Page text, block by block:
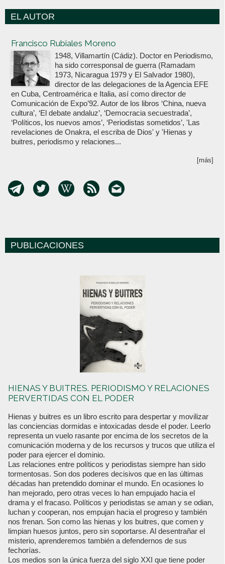
EL AUTOR
Francisco Rubiales Moreno
1948, Villamartín (Cádiz). Doctor en Periodismo,
ha sido corresponsal de guerra (Ramadam
1973, Nicaragua 1979 y El Salvador 1980),
director de las delegaciones de la Agencia EFE
en Cuba, Centroamérica e Italia, así como director de
Comunicación de Expo’92. Autor de los libros ‘China, nueva
cultura’, ‘El debate andaluz’, ‘Democracia secuestrada’,
‘Políticos, los nuevos amos’, ‘Periodistas sometidos’, 'Las
revelaciones de Onakra, el escriba de Dios' y 'Hienas y
buitres, periodismo y relaciones...
[más]
PUBLICACIONES
HIENAS Y BUITRES. PERIODISMO Y RELACIONES
PERVERTIDAS CON EL PODER
Hienas y buitres es un libro escrito para despertar y movilizar
las conciencias dormidas e intoxicadas desde el poder. Leerlo
representa un vuelo rasante por encima de los secretos de la
comunicación moderna y de los recursos y trucos que utiliza el
poder para ejercer el dominio.
Las relaciones entre políticos y periodistas siempre han sido
tormentosas. Son dos poderes decisivos que en las últimas
décadas han pretendido dominar el mundo. En ocasiones lo
han mejorado, pero otras veces lo han empujado hacia el
drama y el fracaso. Políticos y periodistas se aman y se odian,
luchan y cooperan, nos empujan hacia el progreso y también
nos frenan. Son como las hienas y los buitres, que comen y
limpian huesos juntos, pero sin soportarse. Al desentrañar el
misterio, aprenderemos también a defendernos de sus
fechorías.
Los medios son la única fuerza del siglo XXI que tiene poder